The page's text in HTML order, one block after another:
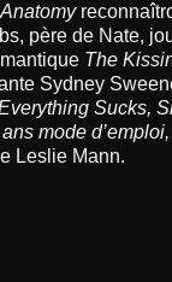
père de Nate,
The
Sydney
Sucks,
mode
Leslie Mann.